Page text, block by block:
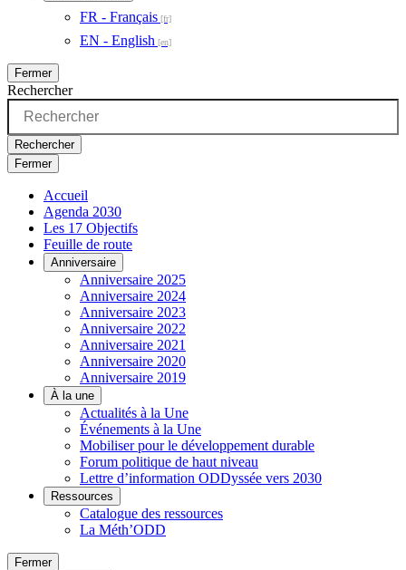
FR - Français
EN - English
Fermer
Rechercher
Rechercher
Fermer
Accueil
Agenda 2030
Les 17 Objectifs
Feuille de route
Anniversaire
Anniversaire 2025
Anniversaire 2024
Anniversaire 2023
Anniversaire 2022
Anniversaire 2021
Anniversaire 2020
Anniversaire 2019
À la une
Actualités à la Une
Événements à la Une
Mobiliser pour le développement durable
Forum politique de haut niveau
Lettre d’information ODDyssée vers 2030
Ressources
Catalogue des ressources
La Méth’ODD
Fermer